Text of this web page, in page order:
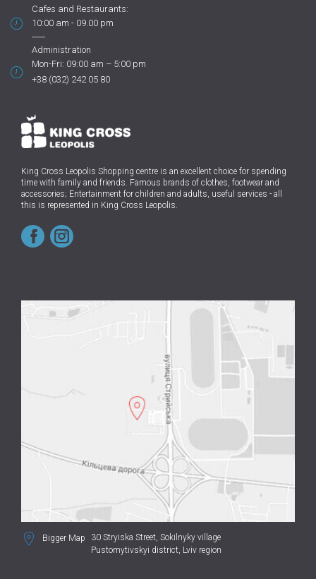
Cafes and Restaurants:
10:00 am - 09.00 pm
Administration
Mon-Fri: 09:00 am – 5:00 pm
+38 (032) 242 05 80
King Cross Leopolis Shopping centre is an excellent choice for spending
time with family and friends. Famous brands of clothes, footwear and
accessories; Entertainment for children and adults, useful services - all
this is represented in King Cross Leopolis.
Bigger Map 30 Stryiska Street, Sokilnyky village
Pustomytivskyi district, Lviv region